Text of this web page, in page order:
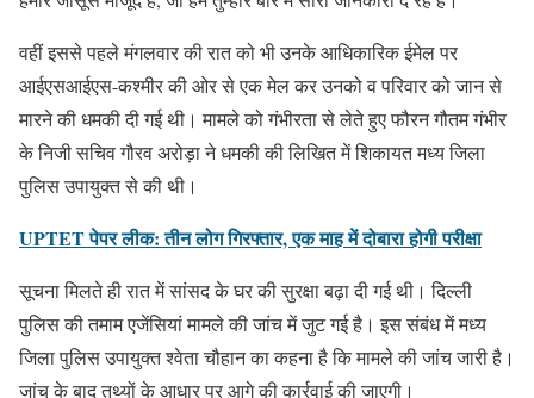
वहीं इससे पहले मंगलवार की रात को भी उनके आधिकारिक ईमेल पर
आईएसआईएस-कश्मीर की ओर से एक मेल कर उनको व परिवार को जान से
मारने की धमकी दी गई थी। मामले को गंभीरता से लेते हुए फौरन गौतम गंभीर
के निजी सचिव गौरव अरोड़ा ने धमकी की लिखित में शिकायत मध्य जिला
पुलिस उपायुक्त से की थी।
UPTET पेपर लीक: तीन लोग गिरफ्तार, एक माह में दोबारा होगी परीक्षा
सूचना मिलते ही रात में सांसद के घर की सुरक्षा बढ़ा दी गई थी। दिल्ली
पुलिस की तमाम एजेंसियां मामले की जांच में जुट गई है। इस संबंध में मध्य
जिला पुलिस उपायुक्त श्वेता चौहान का कहना है कि मामले की जांच जारी है।
जांच के बाद तथ्यों के आधार पर आगे की कार्रवाई की जाएगी।